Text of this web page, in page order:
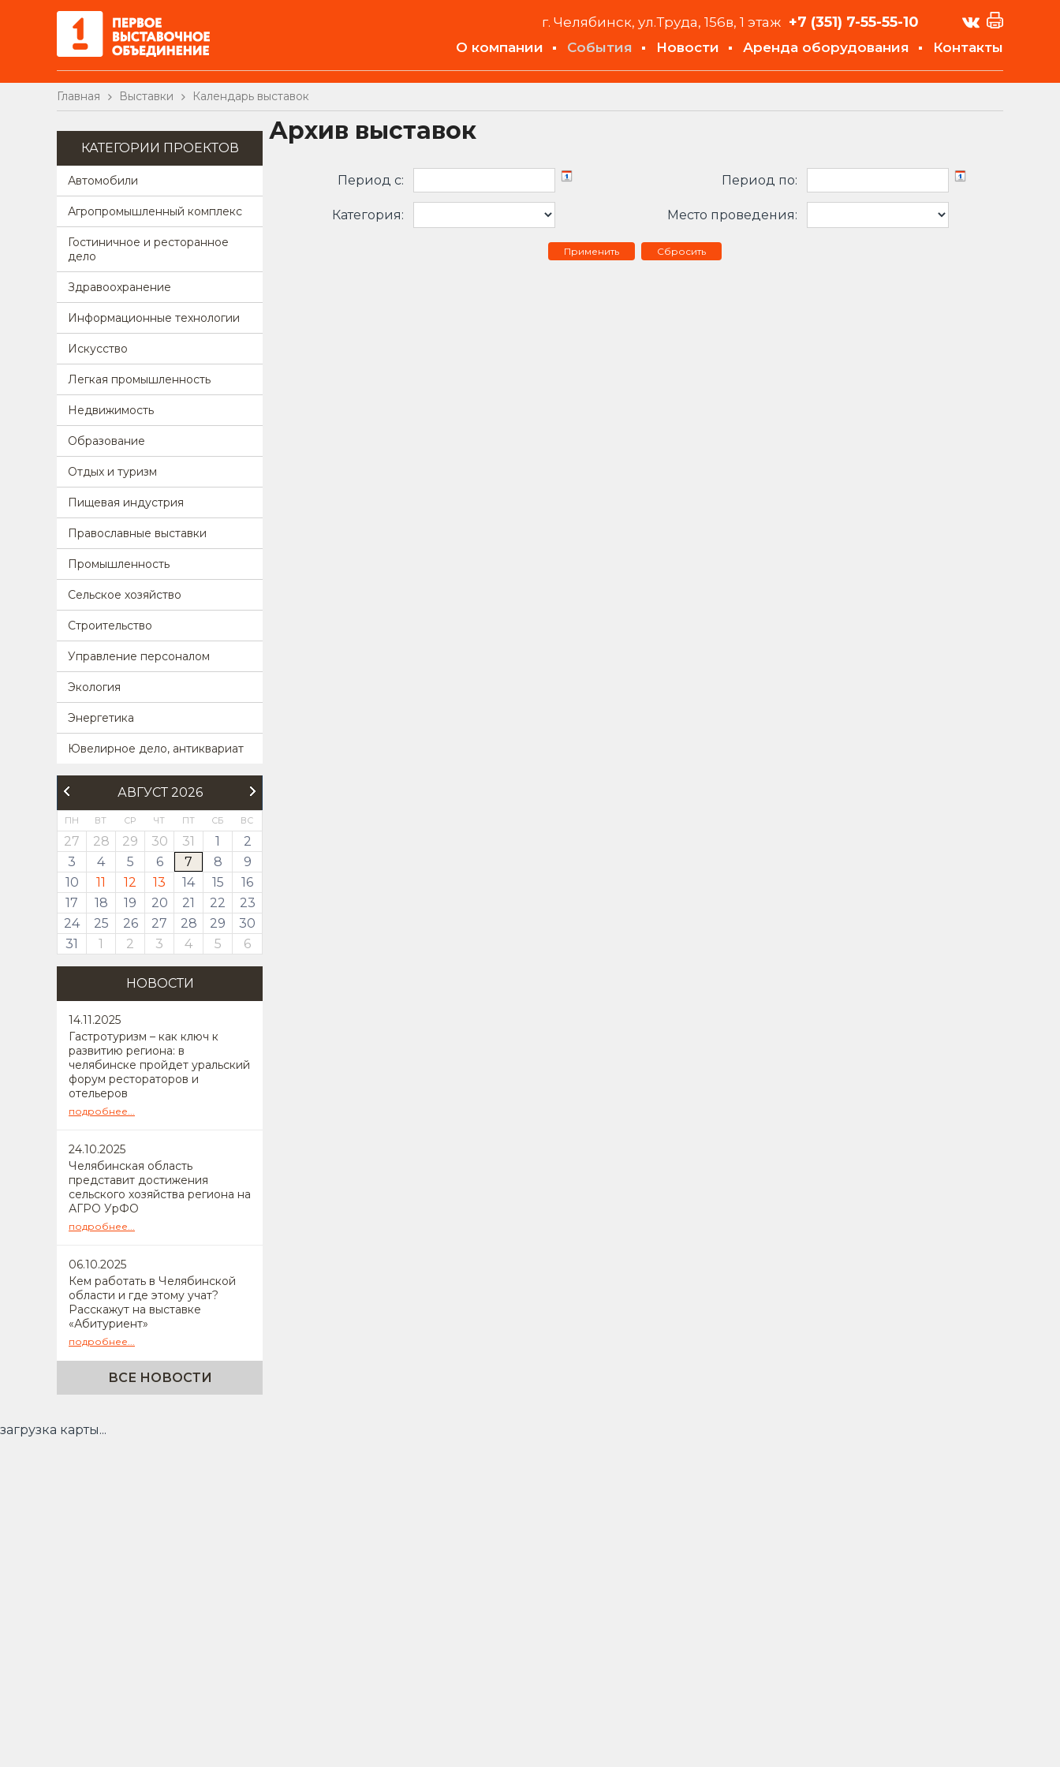
г. Челябинск, ул.Труда, 156в, 1 этаж +7 (351) 7-55-55-10
О компании События Новости Аренда оборудования Контакты
Главная Выставки Календарь выставок
КАТЕГОРИИ ПРОЕКТОВ
Автомобили
Агропромышленный комплекс
Гостиничное и ресторанное
дело
Здравоохранение
Информационные технологии
Искусство
Легкая промышленность
Недвижимость
Образование
Отдых и туризм
Пищевая индустрия
Православные выставки
Промышленность
Сельское хозяйство
Строительство
Управление персоналом
Экология
Энергетика
Ювелирное дело, антиквариат
АВГУСТ 2026
ПН ВТ СР ЧТ ПТ СБ ВС
27 28 29 30 31 1
2
3
4 5 6 7 8
9
10
11 12 13 14 15
16
17
18 19 20 21 22
23
24
25 26 27 28 29
30
31
1 2 3 4 5 6
НОВОСТИ
14.11.2025
Гастротуризм – как ключ к
развитию региона: в
челябинске пройдет уральский
форум рестораторов и
отельеров
подробнее...
24.10.2025
Челябинская область
представит достижения
сельского хозяйства региона на
АГРО УрФО
подробнее...
06.10.2025
Кем работать в Челябинской
области и где этому учат?
Расскажут на выставке
«Абитуриент»
подробнее...
ВСЕ НОВОСТИ
Архив выставок
Период c:
Категория:
Период по:
Место проведения:
Сбросить
загрузка карты...